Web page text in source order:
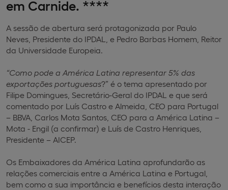
em Carnide. ****
A sessão de abertura será protagonizada por Paulo
Neves, Presidente do IPDAL, e Pedro Barbas Homem, Reitor
da Universidade Europeia.
“Como pode a América Latina representar 5% das
exportações portuguesas?” é o tema apresentado por
Filipe Domingues, Secretário-Geral do IPDAL e que será
comentado por Luís Castro e Almeida, CEO para Portugal
– BBVA, Carlos Mota Santos, CEO para a América Latina –
Mota - Engil (a confirmar) e Luís de Castro Henriques,
Presidente – AICEP.
Os Embaixadores da América Latina aprofundarão as
relações comerciais entre a América Latina e Portugal,
bem como a sua importância e benefícios desta interação